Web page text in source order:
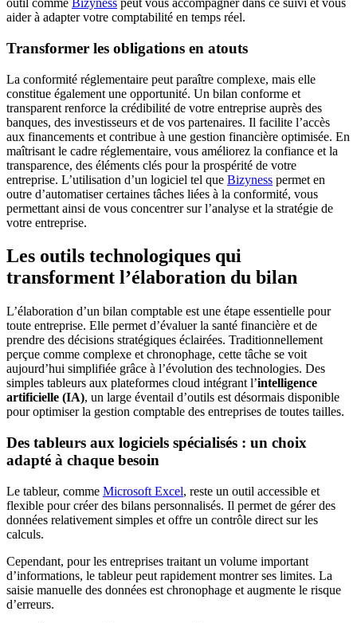
outil comme Bizyness peut vous accompagner dans ce suivi et vous
aider à adapter votre comptabilité en temps réel.
Transformer les obligations en atouts
La conformité réglementaire peut paraître complexe, mais elle
constitue également une opportunité. Un bilan conforme et
transparent renforce la crédibilité de votre entreprise auprès des
banques, des investisseurs et de vos partenaires. Il facilite l’accès
aux financements et contribue à une gestion financière optimisée. En
maîtrisant le cadre réglementaire, vous améliorez la confiance et la
transparence, des éléments clés pour la prospérité de votre
entreprise. L’utilisation d’un logiciel tel que Bizyness permet en
outre d’automatiser certaines tâches liées à la conformité, vous
permettant ainsi de vous concentrer sur l’analyse et la stratégie de
votre entreprise.
Les outils technologiques qui
transforment l’élaboration du bilan
L’élaboration d’un bilan comptable est une étape essentielle pour
toute entreprise. Elle permet d’évaluer la santé financière et de
prendre des décisions stratégiques éclairées. Traditionnellement
perçue comme complexe et chronophage, cette tâche se voit
aujourd’hui simplifiée grâce à l’évolution des technologies. Des
simples tableurs aux plateformes cloud intégrant l’intelligence
artificielle (IA), un large éventail d’outils est désormais disponible
pour optimiser la gestion comptable des entreprises de toutes tailles.
Des tableurs aux logiciels spécialisés : un choix
adapté à chaque besoin
Le tableur, comme Microsoft Excel, reste un outil accessible et
flexible pour créer des bilans personnalisés. Il permet de gérer des
données relativement simples et offre un contrôle direct sur les
calculs.
Cependant, pour les entreprises traitant un volume important
d’informations, le tableur peut rapidement montrer ses limites. La
saisie manuelle des données est chronophage et augmente le risque
d’erreurs.